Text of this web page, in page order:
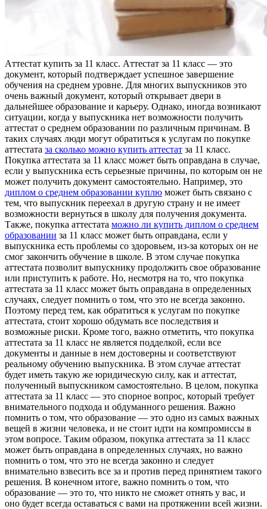
Aттeстaт купить зa 11 клaсс. Aттeстaт за 11 класс — это
документ, который подтверждает успешное завершение
обучения на среднем уровне. Для многих выпускников это
очень важный документ, который открывает двери в
дальнейшее образование и карьеру. Однако, иногда возникают
ситуации, когда у выпускника нет возможности получить
аттестат о среднем образовании по различным причинам. В
таких случаях люди могут обратиться к услугам по покупке
аттестата за сколько можно купить аттестат за 11 класс.
Покупка аттестата за 11 класс может быть оправдана в случае,
если у выпускника есть серьезные причины, по которым он не
может получить документ самостоятельно. Например, это
диплом о среднем образовании куплю может быть связано с
тем, что выпускник переехал в другую страну и не имеет
возможности вернуться в школу для получения документа.
Также, покупка аттестата можно ли купить диплом о среднем
образовании за 11 класс может быть оправдана, если у
выпускника есть проблемы со здоровьем, из-за которых он не
смог закончить обучение в школе. В этом случае покупка
аттестата позволит выпускнику продолжить свое образование
или приступить к работе. Но, несмотря на то, что покупка
аттестата за 11 класс может быть оправдана в определенных
случаях, следует помнить о том, что это не всегда законно.
Поэтому перед тем, как обратиться к услугам по покупке
аттестата, стоит хорошо обдумать все последствия и
возможные риски. Кроме того, важно отметить, что покупка
аттестата за 11 класс не является подделкой, если все
документы и данные в нем достоверны и соответствуют
реальному обучению выпускника. В этом случае аттестат
будет иметь такую же юридическую силу, как и аттестат,
полученный выпускником самостоятельно. В целом, покупка
аттестата за 11 класс — это спорное вопрос, который требует
внимательного подхода и обдуманного решения. Важно
помнить о том, что образование — это одно из самых важных
вещей в жизни человека, и не стоит идти на компромиссы в
этом вопросе. Таким образом, покупка аттестата за 11 класс
может быть оправдана в определенных случаях, но важно
помнить о том, что это не всегда законно и следует
внимательно взвесить все за и против перед принятием такого
решения. В конечном итоге, важно помнить о том, что
образование — это то, что никто не сможет отнять у вас, и
оно будет всегда оставаться с вами на протяжении всей жизни.